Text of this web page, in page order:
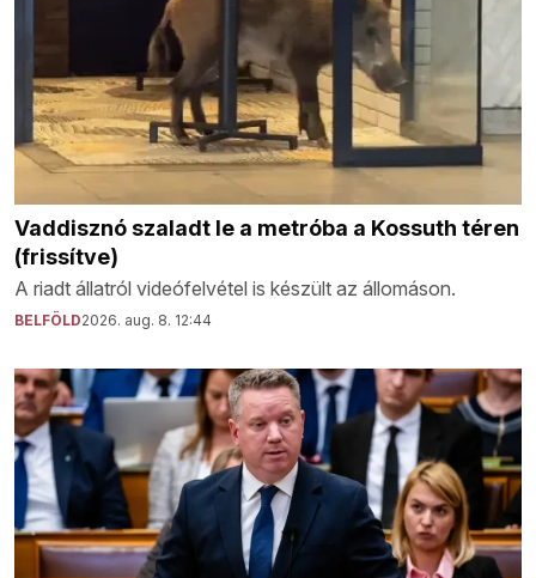
Vaddisznó szaladt le a metróba a Kossuth téren
(frissítve)
A riadt állatról videófelvétel is készült az állomáson.
BELFÖLD2026. aug. 8. 12:44